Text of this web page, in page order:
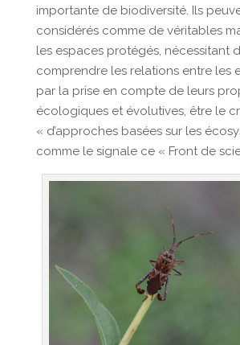
importante de biodiversité. Ils
considérés comme de véritables
les espaces protégés, nécessitant
comprendre les relations entre les
par la prise en compte de leurs
écologiques et évolutives, être le
« d’approches basées sur les
comme le signale ce « Front de